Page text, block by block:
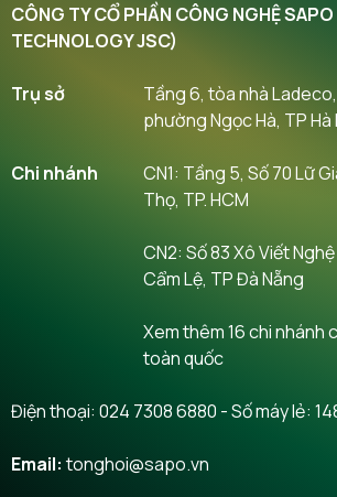
CÔNG TY CỔ PHẦN CÔNG NGHỆ
TECHNOLOGY JSC)
Trụ sở
Tầng 6, tòa nhà
phường Ngọc Hà, TP Hà
Chi nhánh
CN1: Tầng 5, Số 70 Lữ
Thọ, TP. HCM
CN2: Số 83 Xô Viết
Cẩm Lệ, TP Đà Nẵng
Xem thêm 16 chi nhánh
toàn quốc
Điện thoại: 024 7308 6880 - Số máy lẻ:
Email: tonghoi@sapo.vn